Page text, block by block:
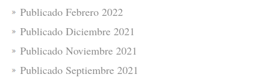
Publicado Febrero 2022
Publicado Diciembre 2021
Publicado Noviembre 2021
Publicado Septiembre 2021